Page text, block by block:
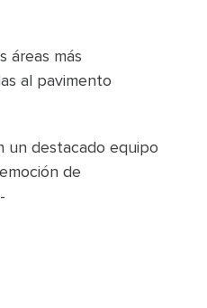
áreas más
al pavimento
un destacado equipo
de